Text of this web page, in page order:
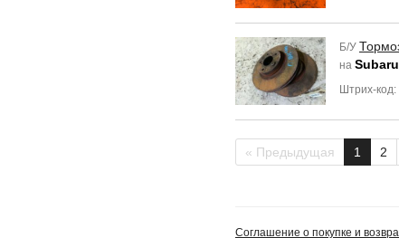
Б/У
на
Штрих-
« Предыдущая 1 2
Соглашение о покупке и